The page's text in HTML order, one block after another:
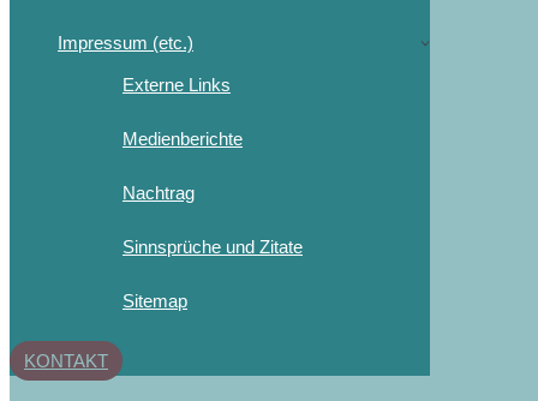
Impressum (etc.)
Externe Links
Medienberichte
Nachtrag
Sinnsprüche und Zitate
Sitemap
KONTAKT